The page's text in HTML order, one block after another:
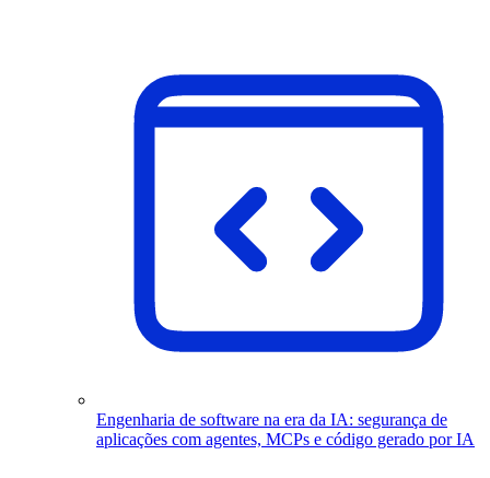
Engenharia de software na era da IA: segurança de
aplicações com agentes, MCPs e código gerado por IA